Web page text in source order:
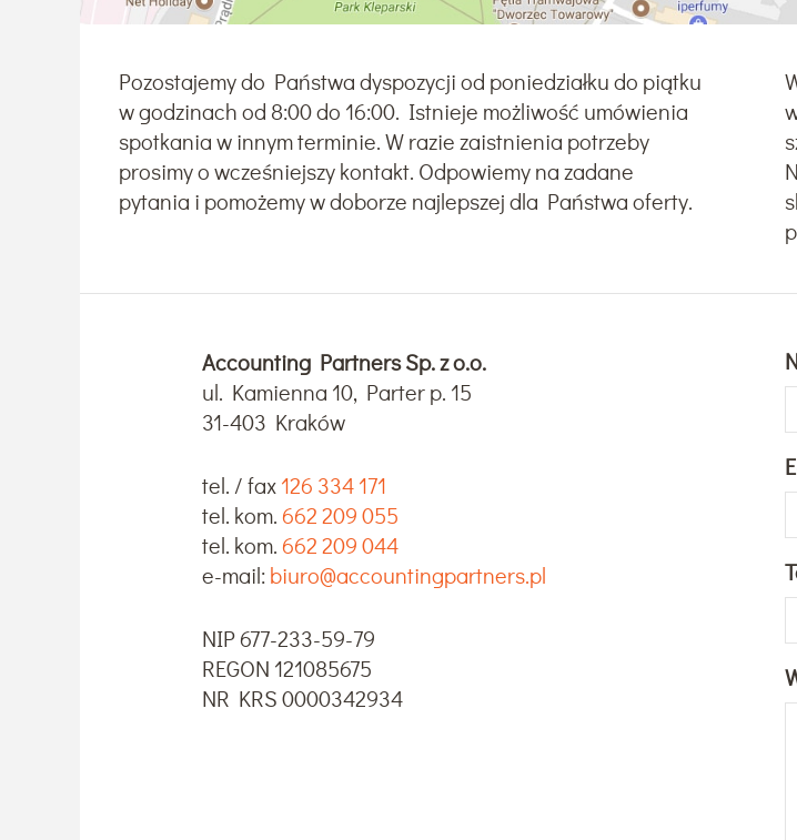
Pozostajemy do Państwa dyspozycji od poniedziałku do piątku
w godzinach od 8:00 do 16:00. Istnieje możliwość umówienia
spotkania w innym terminie. W razie zaistnienia potrzeby
prosimy o wcześniejszy kontakt. Odpowiemy na zadane
pytania i pomożemy w doborze najlepszej dla Państwa oferty.
Accounting Partners Sp. z o.o.
ul. Kamienna 10, Parter p. 15
31-403 Kraków
tel. / fax 126 334 171
tel. kom. 662 209 055
tel. kom. 662 209 044
e-mail: biuro@accountingpartners.pl
NIP 677-233-59-79
REGON 121085675
NR KRS 0000342934